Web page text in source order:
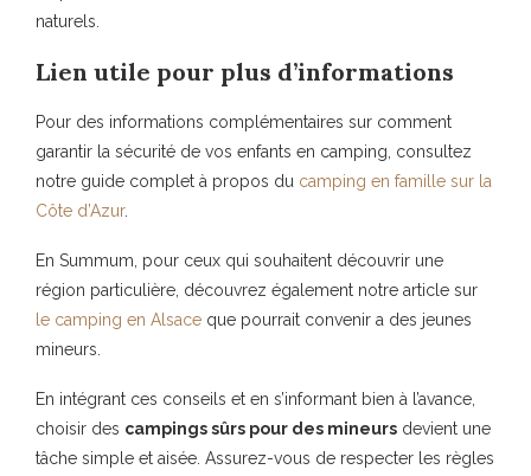
naturels.
Lien utile pour plus d’informations
Pour des informations complémentaires sur comment
garantir la sécurité de vos enfants en camping, consultez
notre guide complet à propos du camping en famille sur la
Côte d’Azur.
En Summum, pour ceux qui souhaitent découvrir une
région particulière, découvrez également notre article sur
le camping en Alsace que pourrait convenir a des jeunes
mineurs.
En intégrant ces conseils et en s’informant bien à l’avance,
choisir des campings sûrs pour des mineurs devient une
tâche simple et aisée. Assurez-vous de respecter les règles